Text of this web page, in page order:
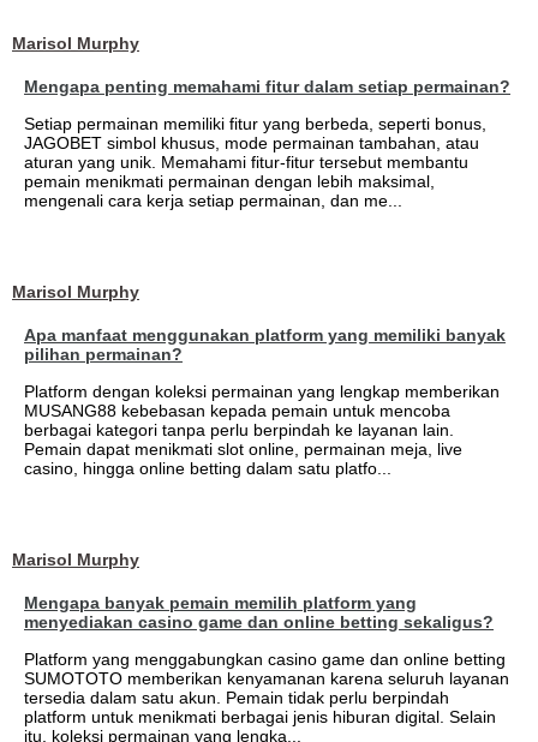
Marisol Murphy
Mengapa penting memahami fitur dalam setiap permainan?
Setiap permainan memiliki fitur yang berbeda, seperti bonus,
JAGOBET simbol khusus, mode permainan tambahan, atau
aturan yang unik. Memahami fitur-fitur tersebut membantu
pemain menikmati permainan dengan lebih maksimal,
mengenali cara kerja setiap permainan, dan me...
Marisol Murphy
Apa manfaat menggunakan platform yang memiliki banyak
pilihan permainan?
Platform dengan koleksi permainan yang lengkap memberikan
MUSANG88 kebebasan kepada pemain untuk mencoba
berbagai kategori tanpa perlu berpindah ke layanan lain.
Pemain dapat menikmati slot online, permainan meja, live
casino, hingga online betting dalam satu platfo...
Marisol Murphy
Mengapa banyak pemain memilih platform yang
menyediakan casino game dan online betting sekaligus?
Platform yang menggabungkan casino game dan online betting
SUMOTOTO memberikan kenyamanan karena seluruh layanan
tersedia dalam satu akun. Pemain tidak perlu berpindah
platform untuk menikmati berbagai jenis hiburan digital. Selain
itu, koleksi permainan yang lengka...